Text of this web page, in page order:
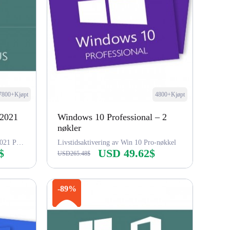
Windows 10 Pro-nøkkel, Office 2021 Pro-nøkkel
4800+Kjøpt
Windows 10 Professional – 2
nøkler
Livstidsaktivering av Win 10 Pro-nøkkel
USD265.48$ USD 49.62$
Kjøp nå
-89%